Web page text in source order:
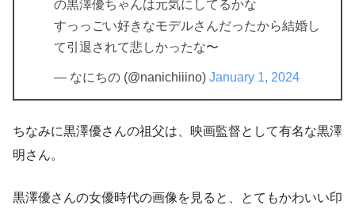
の黒澤優ちゃんは元気にしてるかな
すっっごい好きなモデルさんだったから結婚し
て引退されて悲しかったな〜
— なにちの (@nanichiiino) January 1, 2024
ちなみに黒澤優さんの祖父は、映画監督として有名な黒澤
明さん。
黒澤優さんの女優時代の画像を見ると、とてもかわいい印